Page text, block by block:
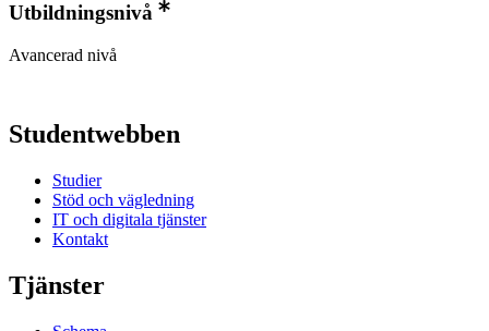
Utbildningsnivå
Avancerad nivå
Studentwebben
Studier
Stöd och vägledning
IT och digitala tjänster
Kontakt
Tjänster